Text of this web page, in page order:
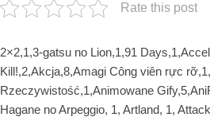
Rate this post
2×2,1,3-gatsu no Lion,1,91
Kill!,2,Akcja,8,Amagi Công viên rực
Rzeczywistość,1,Animowane
Hagane no Arpeggio, 1, Artland, 1,